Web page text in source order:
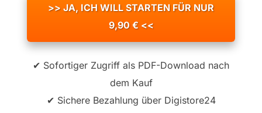
>> JA, ICH WILL STARTEN FÜR NUR
9,90 € <<
✔ Sofortiger Zugriff als PDF-Download nach
dem Kauf
✔ Sichere Bezahlung über Digistore24